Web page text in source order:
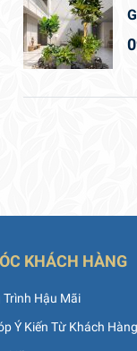
KHÁCH HÀNG
Hậu Mãi
Ý Kiến Từ Khách Hàng